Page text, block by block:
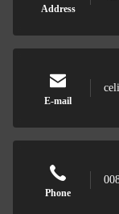
Address
E-mail
Phone